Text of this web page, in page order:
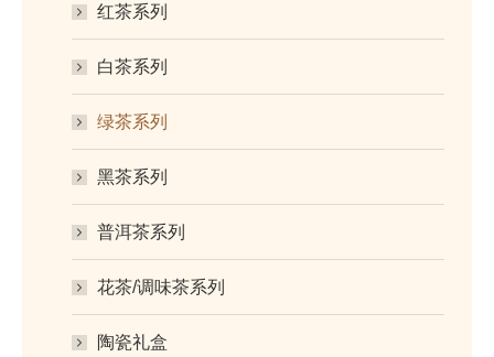
红茶系列
白茶系列
绿茶系列
黑茶系列
普洱茶系列
花茶/调味茶系列
陶瓷礼盒